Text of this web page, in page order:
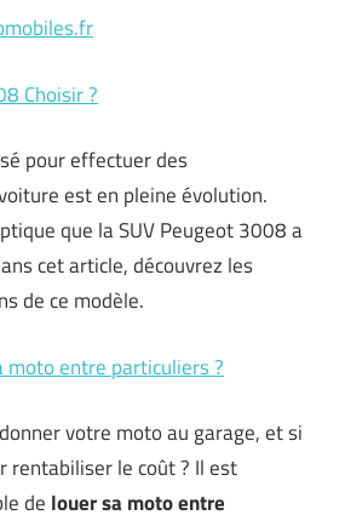
Choisir ?
pour effectuer des
est en pleine évolution.
que la SUV Peugeot 3008 a
cet article, découvrez les
de ce modèle.
moto entre particuliers ?
votre moto au garage, et si
rentabiliser le coût ? Il est
de louer sa moto entre